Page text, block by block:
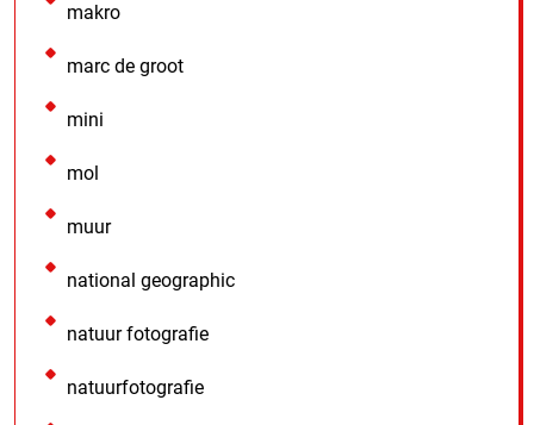
makro
marc de groot
mini
mol
muur
national geographic
natuur fotografie
natuurfotografie